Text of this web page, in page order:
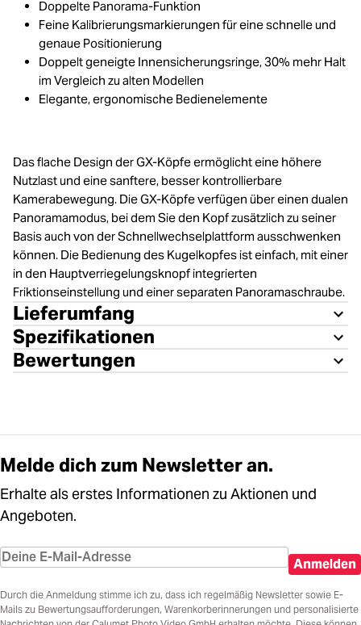
Doppelte Panorama‐Funktion
Feine Kalibrierungsmarkierungen für eine schnelle und
genaue Positionierung
Doppelt geneigte Innensicherungsringe, 30% mehr Halt
im Vergleich zu alten Modellen
Elegante, ergonomische Bedienelemente
Das flache Design der GX‐Köpfe ermöglicht eine höhere
Nutzlast und eine sanftere, besser kontrollierbare
Kamerabewegung. Die GX‐Köpfe verfügen über einen dualen
Panoramamodus, bei dem Sie den Kopf zusätzlich zu seiner
Basis auch von der Schnellwechselplattform ausschwenken
können. Die Bedienung des Kugelkopfes ist einfach, mit einer
in den Hauptverriegelungsknopf integrierten
Friktionseinstellung und einer separaten Panoramaschraube.
Lieferumfang
Spezifikationen
Bewertungen
Melde dich zum Newsletter an.
Erhalte als erstes Informationen zu Aktionen und
Angeboten.
Anmelden
Durch die Anmeldung stimme ich zu, dass ich regelmäßig Newsletter sowie E-
Mails zu Bewertungsaufforderungen, Warenkorberinnerungen und personalisierte